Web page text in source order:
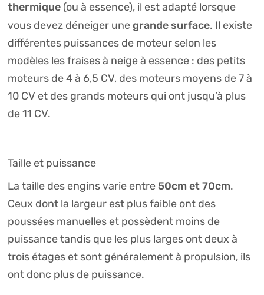
thermique(ou à essence), il est adapté lorsque
vous devez déneiger unegrande surface. Il existe
différentes puissances de moteur selon les
modèles les fraises à neige à essence : des petits
moteurs de 4 à 6,5 CV, des moteurs moyens de 7 à
10 CV et des grands moteurs qui ont jusqu’à plus
de 11 CV.
Taille et puissance
La taille des engins varie entre50cm et 70cm.
Ceux dont la largeur est plus faible ont des
poussées manuelles et possèdent moins de
puissance tandis que les plus larges ont deux à
trois étages et sont généralement à propulsion, ils
ont donc plus de puissance.